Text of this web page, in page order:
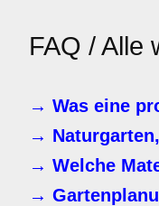
FAQ / Alle
→ Was eine
→
→ Welche
→